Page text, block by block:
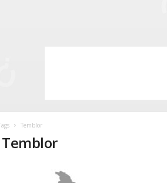
Temblor
Temblor